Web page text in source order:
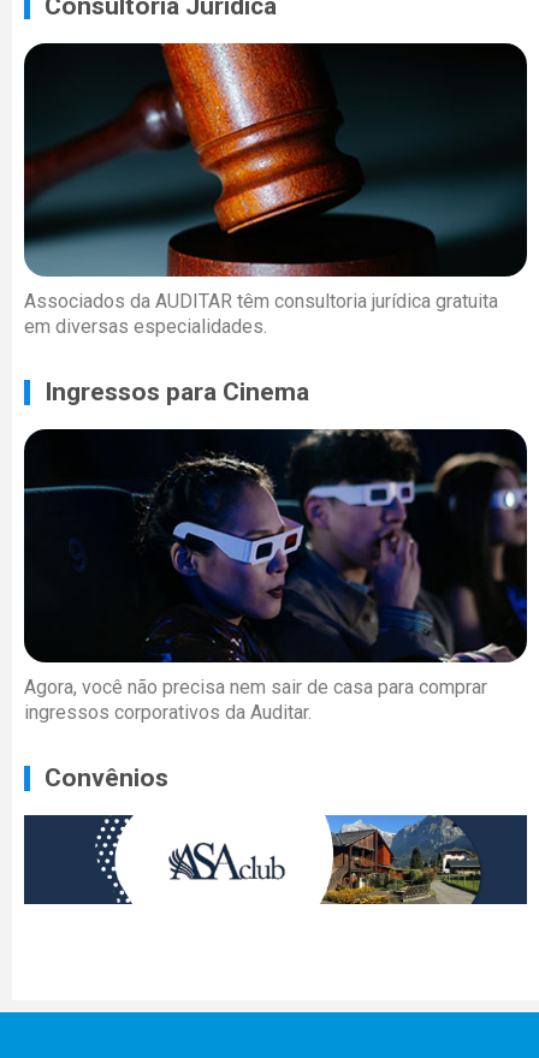
Associados da AUDITAR têm consultoria jurídica gratuita
em diversas especialidades.
Ingressos para Cinema
Agora, você não precisa nem sair de casa para comprar
ingressos corporativos da Auditar.
Convênios